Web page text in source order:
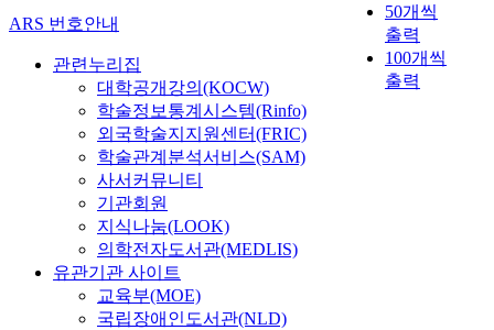
50개씩
출력
100개씩
출력
ARS 번호안내
관련누리집
대학공개강의(KOCW)
학술정보통계시스템(Rinfo)
외국학술지지원센터(FRIC)
학술관계분석서비스(SAM)
사서커뮤니티
기관회원
지식나눔(LOOK)
의학전자도서관(MEDLIS)
유관기관 사이트
교육부(MOE)
국립장애인도서관(NLD)